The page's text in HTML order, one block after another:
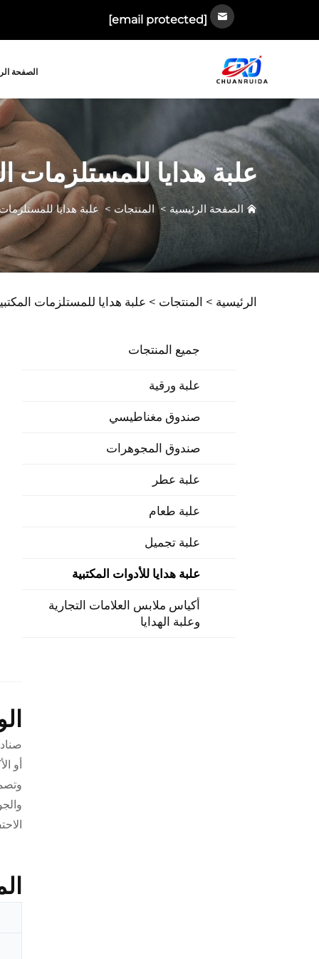
[email protected]
الصفحة
علبة هدايا للمستلزمات
الصفحة الرئيسية > المنتجات > علبة هدايا
الرئيسية > المنتجات > علبة هدايا للمستلزمات
جميع المنتجات
علبة ورقية
صندوق مغناطيسي
صندوق المجوهرات
علبة عطر
علبة طعام
علبة تجميل
علبة هدايا للأدوات المكتبية
أكياس ملابس العلامات التجارية
وعلبة الهدايا
أو